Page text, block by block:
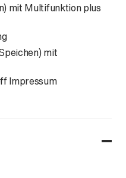
mit Multifunktion plus
mit
Impressum